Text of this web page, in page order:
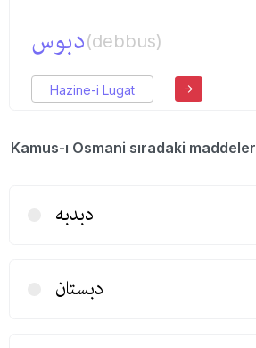
دبوس(debbus)
Hazine-i Lugat
Kamus-ı Osmani sıradaki maddeler
دبدبه
دبستان